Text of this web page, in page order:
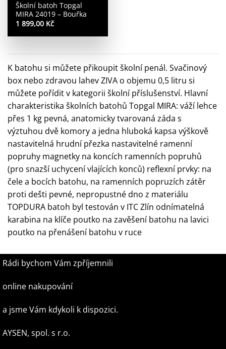
Školní batoh Topgal
MIRA 24019 – Bouřka
1 899,00 Kč
K batohu si můžete přikoupit školní penál. Svačinový
box nebo zdravou lahev ZIVA o objemu 0,5 litru si
můžete pořídit v kategorii školní příslušenství. Hlavní
charakteristika školních batohů Topgal MIRA: váží lehce
přes 1 kg pevná, anatomicky tvarovaná záda s
výztuhou dvě komory a jedna hluboká kapsa výškově
nastavitelná hrudní přezka nastavitelné ramenní
popruhy magnetky na koncích ramenních popruhů
(pro snazší uchycení vlajících konců) reflexní prvky: na
čele a bocích batohu, na ramenních popruzích zátěr
proti dešti pevné, nepropustné dno z materiálu
TOPDURA batoh byl testován v ITC Zlín odnímatelná
karabina na klíče poutko na zavěšení batohu na lavici
poutko na přenášení batohu v ruce
Rádi bychom Vám zpříjemnili
online nakupování
a jsme Vám kdykoli k dispozici.
AYSEN, spol. s r.o.